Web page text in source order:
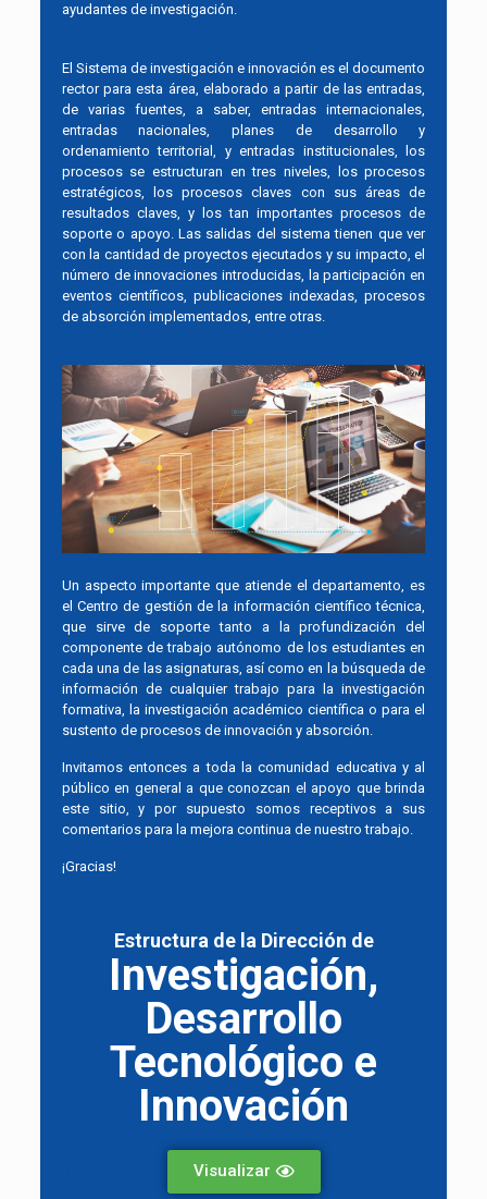
ayudantes de investigación.
El Sistema de investigación e innovación es el documento
rector para esta área, elaborado a partir de las entradas,
de varias fuentes, a saber, entradas internacionales,
entradas nacionales, planes de desarrollo y
ordenamiento territorial, y entradas institucionales, los
procesos se estructuran en tres niveles, los procesos
estratégicos, los procesos claves con sus áreas de
resultados claves, y los tan importantes procesos de
soporte o apoyo. Las salidas del sistema tienen que ver
con la cantidad de proyectos ejecutados y su impacto, el
número de innovaciones introducidas, la participación en
eventos científicos, publicaciones indexadas, procesos
de absorción implementados, entre otras.
Un aspecto importante que atiende el departamento, es
el Centro de gestión de la información científico técnica,
que sirve de soporte tanto a la profundización del
componente de trabajo autónomo de los estudiantes en
cada una de las asignaturas, así como en la búsqueda de
información de cualquier trabajo para la investigación
formativa, la investigación académico científica o para el
sustento de procesos de innovación y absorción.
Invitamos entonces a toda la comunidad educativa y al
público en general a que conozcan el apoyo que brinda
este sitio, y por supuesto somos receptivos a sus
comentarios para la mejora continua de nuestro trabajo.
¡Gracias!
Estructura de la Dirección de
Investigación,
Desarrollo
Tecnológico e
Innovación
Visualizar